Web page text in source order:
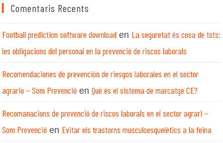
Comentaris Recents
Football prediction software download en La seguretat és cosa de tots:
les obligacions del personal en la prevenció de riscos laborals
Recomendaciones de prevención de riesgos laborales en el sector
agrario – Som Prevenció enQuè és el sistema de marcatge CE?
Recomanacions de prevenció de riscos laborals en el sector agrari –
Som Prevenció en Evitar els trastorns musculoesquelètics a la feina